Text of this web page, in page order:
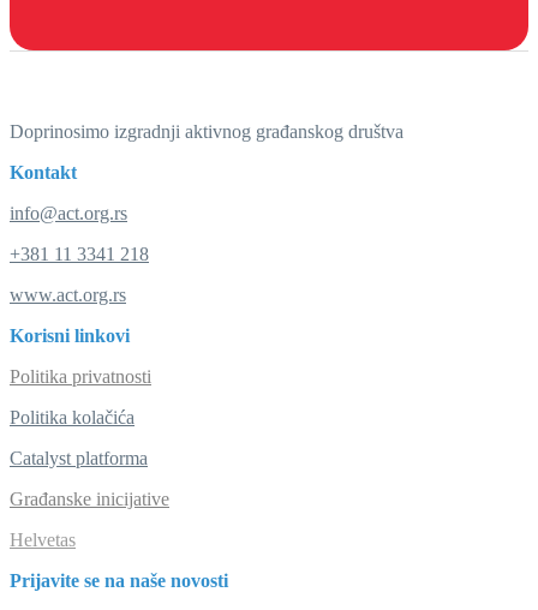
Doprinosimo izgradnji aktivnog građanskog društva
Kontakt
info@act.org.rs
+381 11 3341 218
www.act.org.rs
Korisni linkovi
Politika privatnosti
Politika kolačića
Catalyst platforma
Građanske inicijative
Helvetas
Prijavite se na naše novosti